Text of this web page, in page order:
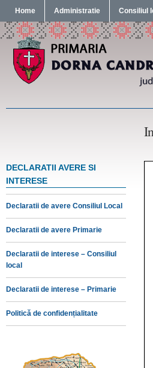
Home Administratie Consiliul
DECLARATII AVERE SI
INTERESE
Declaratii de avere Consiliul Local
Declaratii de avere Primarie
Declaratii de interese – Consiliul
local
Declaratii de interese – Primarie
Politică de confidențialitate